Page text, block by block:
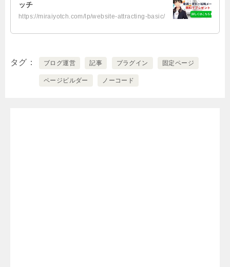
ッチ
https://miraiyotch.com/lp/website-attracting-basic/
タグ ブログ運営 記事 プラグイン 固定ページ
ページビルダー ノーコード